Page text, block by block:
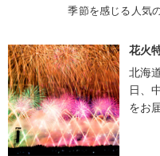
季節を感じる人気
花火
北海
日、
をお